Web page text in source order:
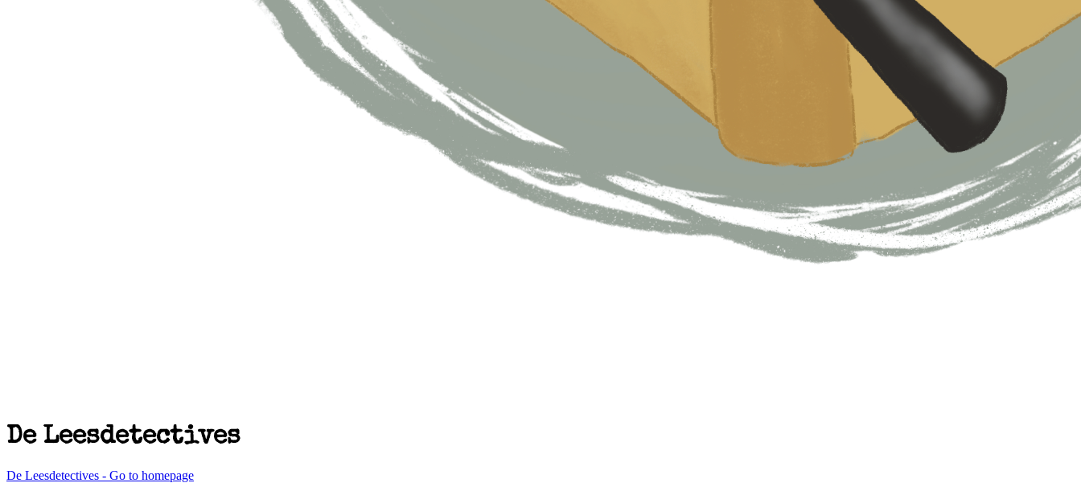
De Leesdetectives
De Leesdetectives - Go to homepage